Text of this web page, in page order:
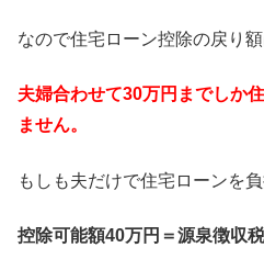
なので住宅ローン控除の戻り
夫婦合わせて30万円までしか
ません。
もしも夫だけで住宅ローンを
控除可能額40万円＝源泉徴収